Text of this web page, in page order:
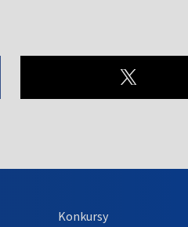
Konkursy